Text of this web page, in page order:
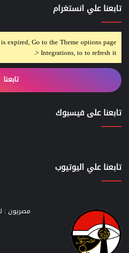
تابعنا علي انستغرام
expired, Go to the Theme options page
> Integrations, to to refresh it.
تابعنا
تابعنا على فيسبوك
تابعنا علي اليوتيوب
مصريون :